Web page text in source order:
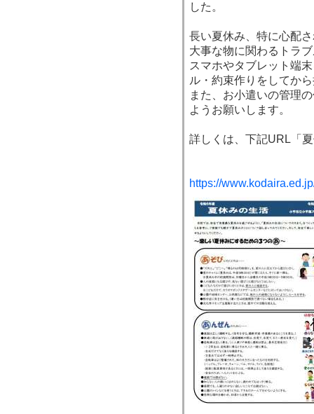
した。
長い夏休み、特に心配
大事な物に関わるトラ
スマホやタブレット端
ル・約束作りをしてか
また、お小遣いの管理
ようお願いします。
詳しくは、下記URL「
https://